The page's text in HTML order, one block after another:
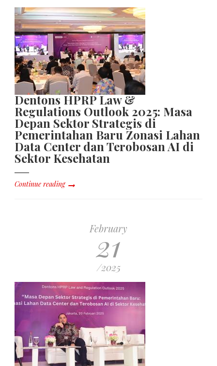
Dentons HPRP Law &
Regulations Outlook 2025: Masa
Depan Sektor Strategis di
Pemerintahan Baru Zonasi Lahan
Data Center dan Terobosan AI di
Sektor Kesehatan
Continue reading
February
21
/2025